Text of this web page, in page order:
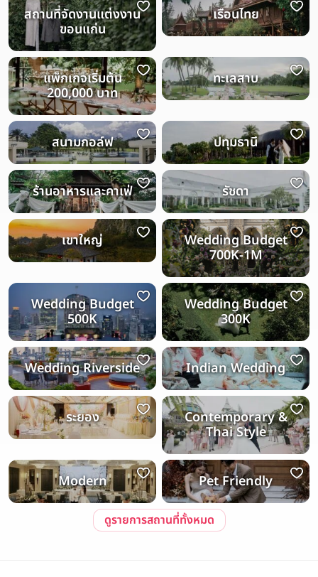
สถานที่จัดงานแต่งงาน
ขอนแก่น
เรือนไทย
แพ็กเกจเริ่มต้น
200,000 บาท
ทะเลสาบ
สนามกอล์ฟ ปทุมธานี
ร้านอาหารและคาเฟ่ รัชดา
เขาใหญ่ Wedding Budget
700K-1M
Wedding Budget
500K
Wedding Budget
300K
Wedding Riverside Indian Wedding
ระยอง Contemporary &
Thai Style
Modern Pet Friendly
ดูรายการสถานที่ทั้งหมด